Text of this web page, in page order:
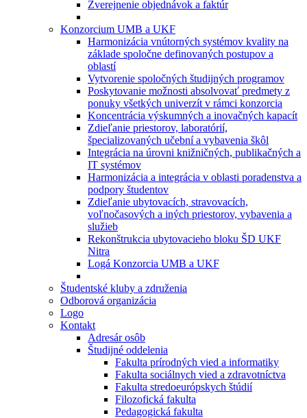
Zverejnenie objednávok a faktúr
Konzorcium UMB a UKF
Harmonizácia vnútorných systémov kvality na
základe spoločne definovaných postupov a
oblastí
Vytvorenie spoločných študijných programov
Poskytovanie možnosti absolvovať predmety z
ponuky všetkých univerzít v rámci konzorcia
Koncentrácia výskumných a inovačných kapacít
Zdieľanie priestorov, laboratórií,
špecializovaných učební a vybavenia škôl
Integrácia na úrovni knižničných, publikačných a
IT systémov
Harmonizácia a integrácia v oblasti poradenstva a
podpory študentov
Zdieľanie ubytovacích, stravovacích,
voľnočasových a iných priestorov, vybavenia a
služieb
Rekonštrukcia ubytovacieho bloku ŠD UKF
Nitra
Logá Konzorcia UMB a UKF
Študentské kluby a združenia
Odborová organizácia
Logo
Kontakt
Adresár osôb
Študijné oddelenia
Fakulta prírodných vied a informatiky
Fakulta sociálnych vied a zdravotníctva
Fakulta stredoeurópskych štúdií
Filozofická fakulta
Pedagogická fakulta